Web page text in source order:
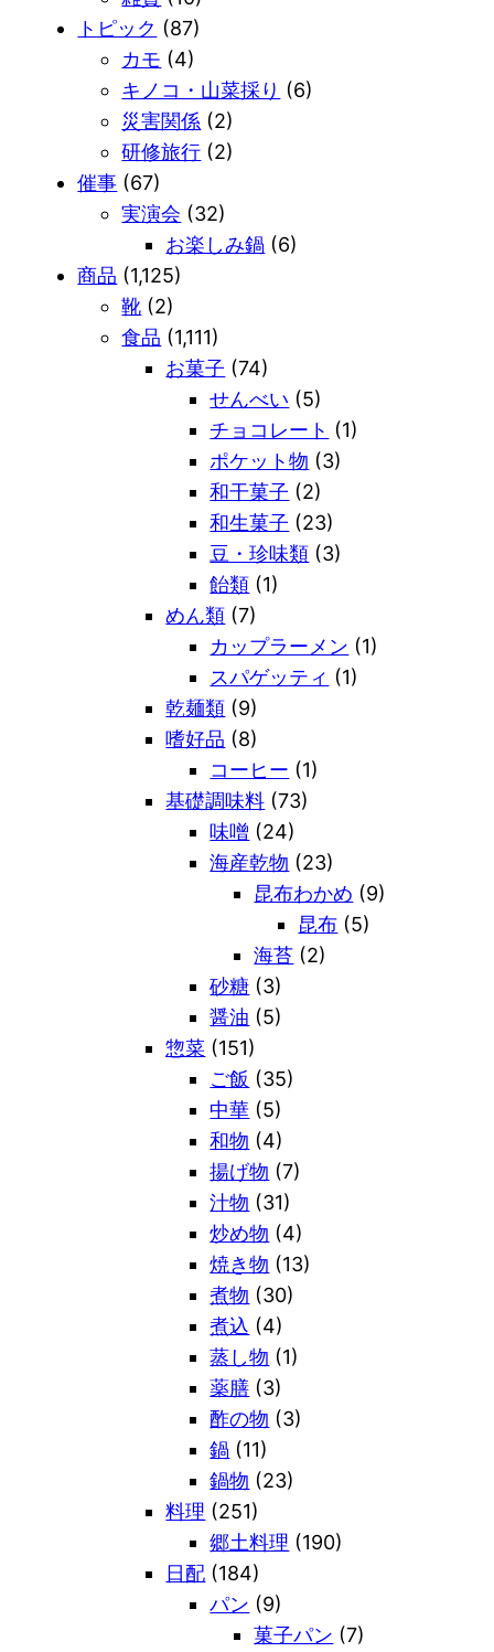
トピック (87)
カモ (4)
キノコ・山菜採り (6)
災害関係 (2)
研修旅行 (2)
催事 (67)
実演会 (32)
お楽しみ鍋 (6)
商品 (1,125)
靴 (2)
食品 (1,111)
お菓子 (74)
せんべい (5)
チョコレート (1)
ポケット物 (3)
和干菓子 (2)
和生菓子 (23)
豆・珍味類 (3)
飴類 (1)
めん類 (7)
カップラーメン (1)
スパゲッティ (1)
乾麺類 (9)
嗜好品 (8)
コーヒー (1)
基礎調味料 (73)
味噌 (24)
海産乾物 (23)
昆布わかめ (9)
昆布 (5)
海苔 (2)
砂糖 (3)
醤油 (5)
惣菜 (151)
ご飯 (35)
中華 (5)
和物 (4)
揚げ物 (7)
汁物 (31)
炒め物 (4)
焼き物 (13)
煮物 (30)
煮込 (4)
蒸し物 (1)
薬膳 (3)
酢の物 (3)
鍋 (11)
鍋物 (23)
料理 (251)
郷土料理 (190)
日配 (184)
パン (9)
菓子パン (7)